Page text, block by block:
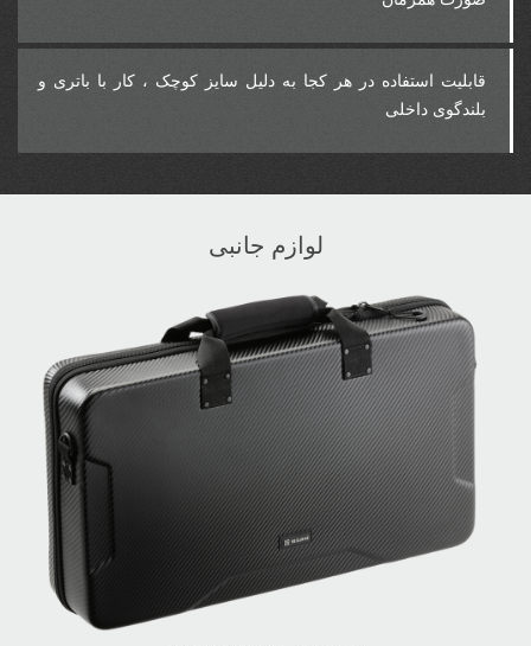
‎قابلیت استفاده در هر کجا به دلیل سایز کوچک ، کار با باتری و
بلندگوی داخلی
لوازم جانبی